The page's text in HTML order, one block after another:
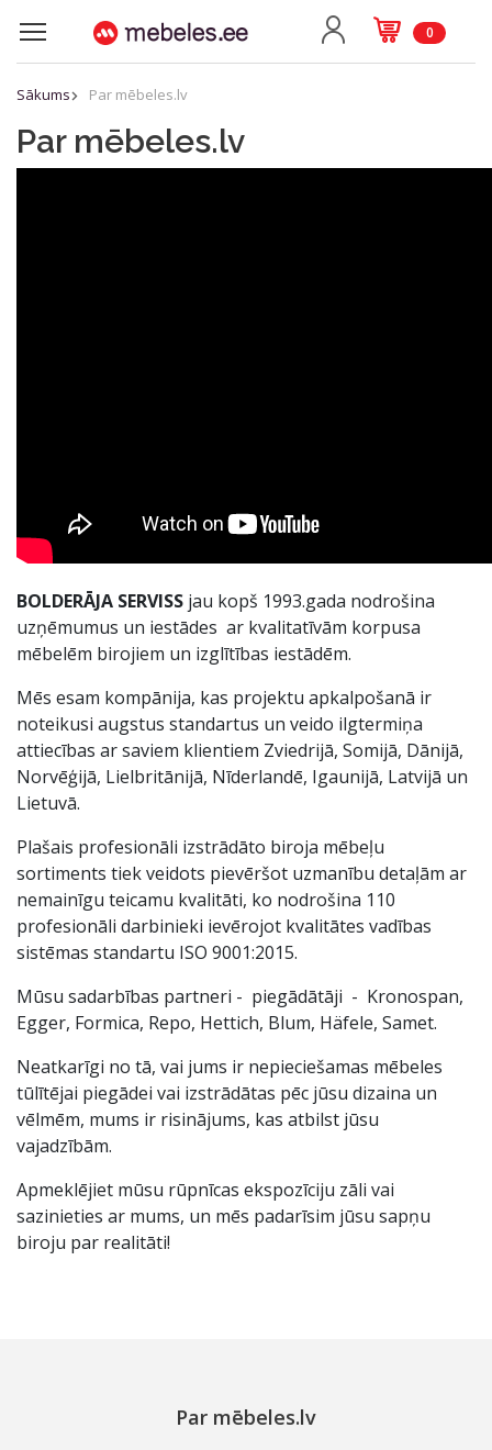
0
Sākums Par mēbeles.lv
Par mēbeles.lv
BOLDERĀJA SERVISS jau kopš 1993.gada nodrošina
uzņēmumus un iestādes ar kvalitatīvām korpusa
mēbelēm birojiem un izglītības iestādēm.
Mēs esam kompānija, kas projektu apkalpošanā ir
noteikusi augstus standartus un veido ilgtermiņa
attiecības ar saviem klientiem Zviedrijā, Somijā, Dānijā,
Norvēģijā, Lielbritānijā, Nīderlandē, Igaunijā, Latvijā un
Lietuvā.
Plašais profesionāli izstrādāto biroja mēbeļu
sortiments tiek veidots pievēršot uzmanību detaļām ar
nemainīgu teicamu kvalitāti, ko nodrošina 110
profesionāli darbinieki ievērojot kvalitātes vadības
sistēmas standartu ISO 9001:2015.
Mūsu sadarbības partneri - piegādātāji - Kronospan,
Egger, Formica, Repo, Hettich, Blum, Häfele, Samet.
Neatkarīgi no tā, vai jums ir nepieciešamas mēbeles
tūlītējai piegādei vai izstrādātas pēc jūsu dizaina un
vēlmēm, mums ir risinājums, kas atbilst jūsu
vajadzībām.
Apmeklējiet mūsu rūpnīcas ekspozīciju zāli vai
sazinieties ar mums, un mēs padarīsim jūsu sapņu
biroju par realitāti!
Par mēbeles.lv